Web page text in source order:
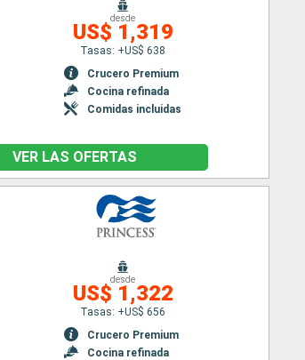
desde
US$ 1,319
Tasas: +US$ 638
Crucero Premium
Cocina refinada
Comidas incluidas
VER LAS OFERTAS
desde
US$ 1,322
Tasas: +US$ 656
Crucero Premium
Cocina refinada